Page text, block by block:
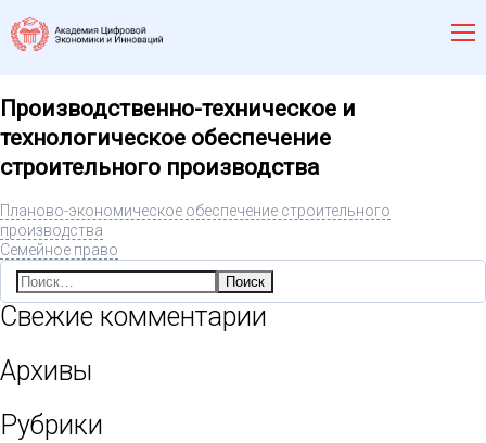
Производственно-техническое и
технологическое обеспечение
строительного производства
Планово-экономическое обеспечение строительного
производства
Семейное право
Найти:
Свежие комментарии
Архивы
Рубрики